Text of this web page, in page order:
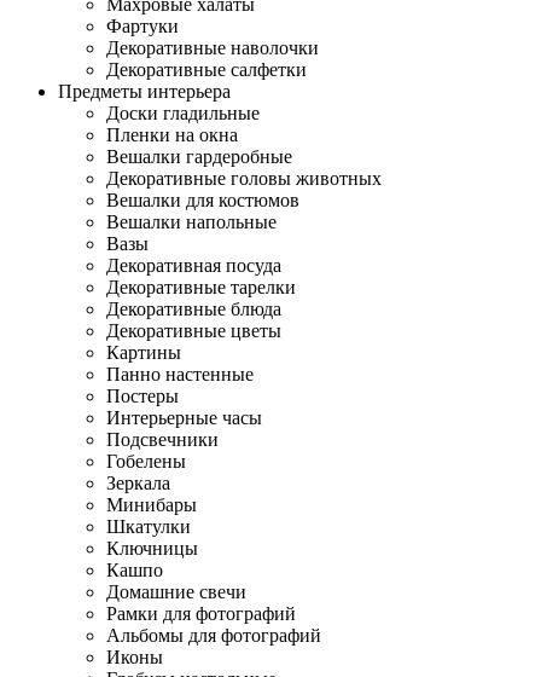
Махровые халаты
Фартуки
Декоративные наволочки
Декоративные салфетки
Предметы интерьера
Доски гладильные
Пленки на окна
Вешалки гардеробные
Декоративные головы животных
Вешалки для костюмов
Вешалки напольные
Вазы
Декоративная посуда
Декоративные тарелки
Декоративные блюда
Декоративные цветы
Картины
Панно настенные
Постеры
Интерьерные часы
Подсвечники
Гобелены
Зеркала
Минибары
Шкатулки
Ключницы
Кашпо
Домашние свечи
Рамки для фотографий
Альбомы для фотографий
Иконы